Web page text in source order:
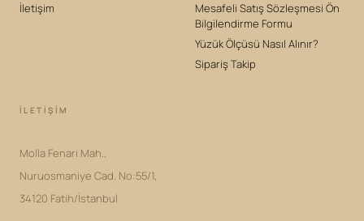
İletişim
Mesafeli Satış Sözleşmesi Ön
Bilgilendirme Formu
Yüzük Ölçüsü Nasıl Alınır?
Sipariş Takip
İLETIŞIM
Molla Fenari Mah.,
Nuruosmaniye Cad. No:55/1,
34120 Fatih/İstanbul